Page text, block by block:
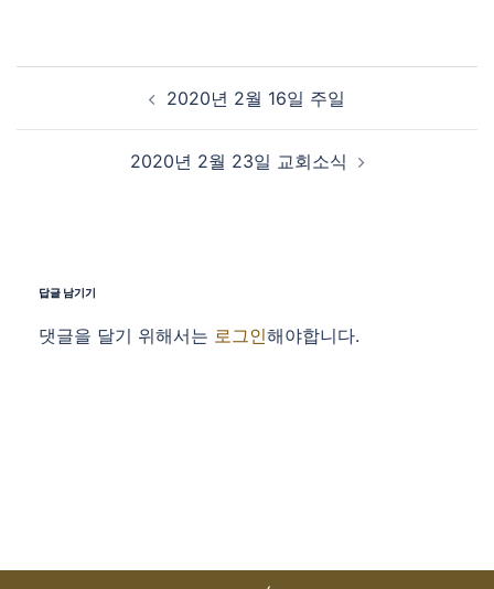
Post navigation
2020년 2월 16일 주일
2020년 2월 23일 교회소식
답글 남기기
댓글을 달기 위해서는 로그인해야합니다.